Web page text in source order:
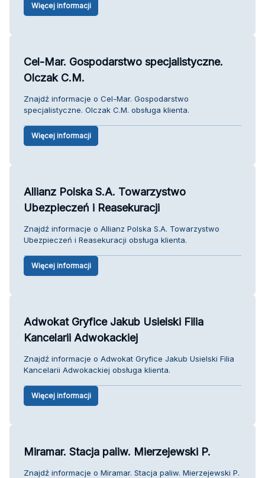
Więcej informacji
Cel-Mar. Gospodarstwo specjalistyczne.
Olczak C.M.
Znajdź informacje o Cel-Mar. Gospodarstwo
specjalistyczne. Olczak C.M. obsługa klienta.
Więcej informacji
Allianz Polska S.A. Towarzystwo
Ubezpieczeń i Reasekuracji
Znajdź informacje o Allianz Polska S.A. Towarzystwo
Ubezpieczeń i Reasekuracji obsługa klienta.
Więcej informacji
Adwokat Gryfice Jakub Usielski Filia
Kancelarii Adwokackiej
Znajdź informacje o Adwokat Gryfice Jakub Usielski Filia
Kancelarii Adwokackiej obsługa klienta.
Więcej informacji
Miramar. Stacja paliw. Mierzejewski P.
Znajdź informacje o Miramar. Stacja paliw. Mierzejewski P.